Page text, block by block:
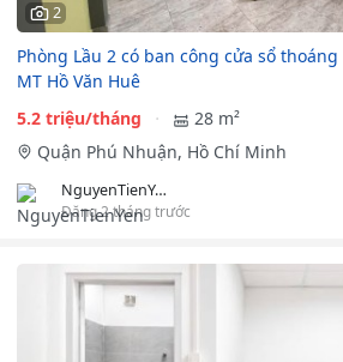
2
Phòng Lầu 2 có ban công cửa sổ
MT Hồ Văn Huê
5.2 triệu/tháng
28 m²
Quận Phú Nhuận, Hồ Chí Minh
NguyenTienYen
Đăng 2 tháng trước